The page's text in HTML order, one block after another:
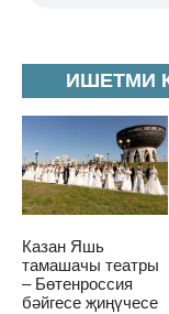
ИШЕТМИ
Казан Яшь
тамашачы театры
– Бөтенроссия
бәйгесе җиңүчесе